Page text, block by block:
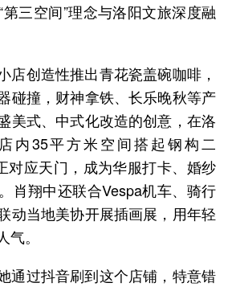
三空间”理念与洛阳文旅深度融
店创造性推出青花瓷盖碗咖啡，
碰撞，财神拿铁、长乐晚秋等产
美式、中式化改造的创意，在洛
内35平方米空间搭起钢构二
对应天门，成为华服打卡、婚纱
肖翔中还联合Vespa机车、骑行
动当地美协开展插画展，用年轻
。
通过抖音刷到这个店铺，特意错